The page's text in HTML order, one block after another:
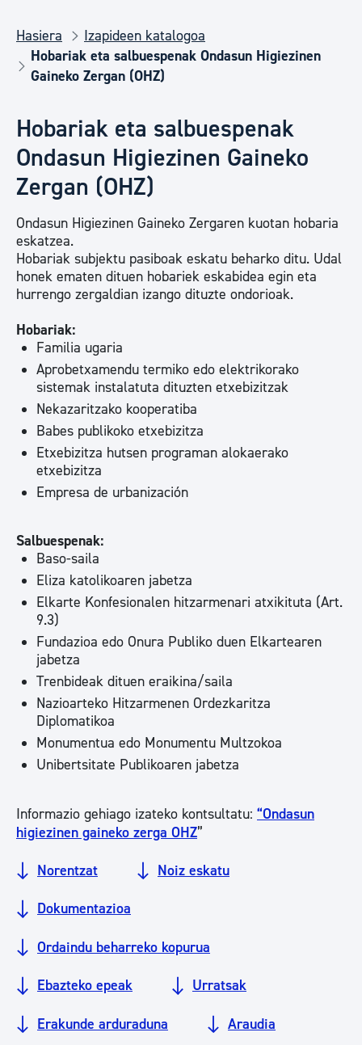
Hasiera
Izapideen katalogoa
Hobariak eta salbuespenak Ondasun Higiezinen
Gaineko Zergan (OHZ)
Hobariak eta salbuespenak
Ondasun Higiezinen Gaineko
Zergan (OHZ)
Ondasun Higiezinen Gaineko Zergaren kuotan hobaria
eskatzea.
Hobariak subjektu pasiboak eskatu beharko ditu. Udal
honek ematen dituen hobariek eskabidea egin eta
hurrengo zergaldian izango dituzte ondorioak.
Hobariak:
Familia ugaria
Aprobetxamendu termiko edo elektrikorako
sistemak instalatuta dituzten etxebizitzak
Nekazaritzako kooperatiba
Babes publikoko etxebizitza
Etxebizitza hutsen programan alokaerako
etxebizitza
Empresa de urbanización
Salbuespenak:
Baso-saila
Eliza katolikoaren jabetza
Elkarte Konfesionalen hitzarmenari atxikituta (Art.
9.3)
Fundazioa edo Onura Publiko duen Elkartearen
jabetza
Trenbideak dituen eraikina/saila
Nazioarteko Hitzarmenen Ordezkaritza
Diplomatikoa
Monumentua edo Monumentu Multzokoa
Unibertsitate Publikoaren jabetza
Informazio gehiago izateko kontsultatu: “Ondasun
higiezinen gaineko zerga OHZ”
Norentzat Noiz eskatu
Dokumentazioa
Ordaindu beharreko kopurua
Ebazteko epeak Urratsak
Erakunde arduraduna Araudia